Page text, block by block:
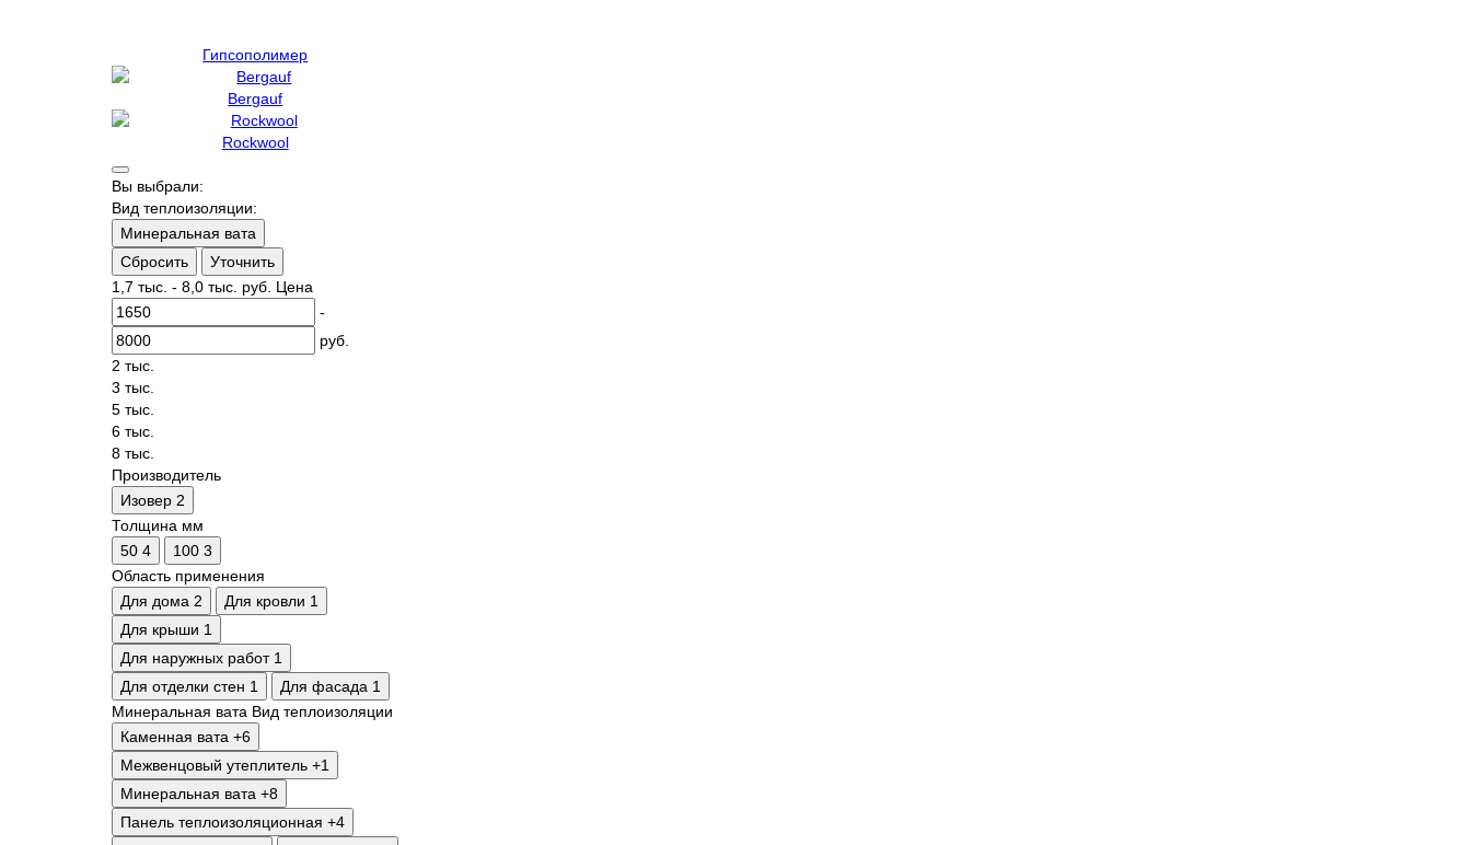
Гипсополимер
Bergauf
Rockwool
Вы выбрали:
Вид теплоизоляции:
Минеральная вата
Сбросить
Уточнить
1,7 тыс. - 8,0 тыс. руб. Цена
-
руб.
2 тыс.
3 тыс.
5 тыс.
6 тыс.
8 тыс.
Производитель
Изовер 2
Толщина мм
50 4 100 3
Область применения
Для дома 2 Для кровли 1
Для крыши 1
Для наружных работ 1
Для отделки стен 1 Для фасада 1
Минеральная вата Вид теплоизоляции
Каменная вата +6
Межвенцовый утеплитель +1
Минеральная вата +8
Панель теплоизоляционная +4